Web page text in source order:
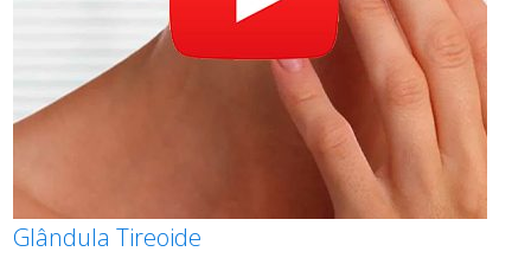
Glândula Tireoide